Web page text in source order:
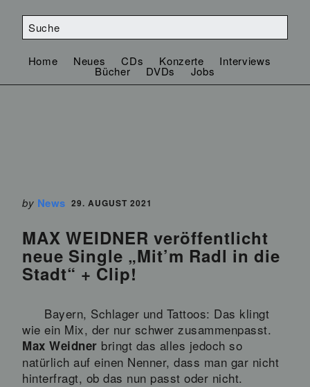
Home Neues CDs Konzerte Interviews
Bücher DVDs Jobs
by News 29. AUGUST 2021
MAX WEIDNER veröffentlicht
neue Single „Mit’m Radl in die
Stadt“ + Clip!
Bayern, Schlager und Tattoos: Das klingt
wie ein Mix, der nur schwer zusammenpasst.
Max Weidner bringt das alles jedoch so
natürlich auf einen Nenner, dass man gar nicht
hinterfragt, ob das nun passt oder nicht.